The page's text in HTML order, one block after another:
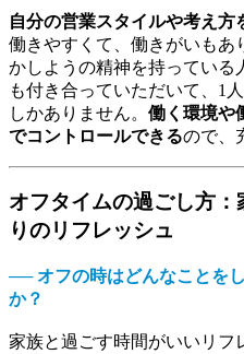
自分の営業スタイルや考え方
働きやすくて、働きがいもあ
かしようの精神を持っている
も付き合っていただいて、1
しかありません。 働く環境や
でコントロールできるので、
オフタイムの過ごし方
りのリフレッシュ
── オフの時はどんなことを
か？
家族と過ごす時間がいいリフ